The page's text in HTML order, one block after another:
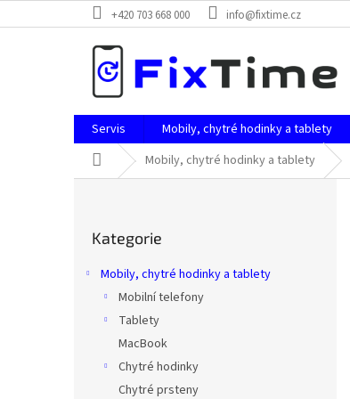
na
+420 703 668 000 info@fixtime.cz
Servis Mobily, chytré hodinky a tablety
Domů Mobily, chytré hodinky a tablety
kategorie
Kategorie
Mobily, chytré hodinky a tablety
Mobilní telefony
Tablety
MacBook
Chytré hodinky
Chytré prsteny